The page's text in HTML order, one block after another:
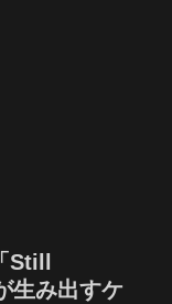
生み出すケ